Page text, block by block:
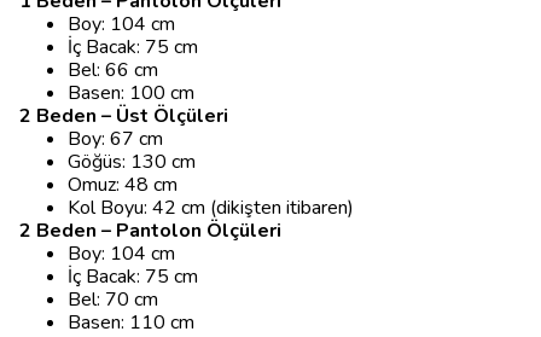
Boy: 104 cm
İç Bacak: 75 cm
Bel: 66 cm
Basen: 100 cm
2 Beden – Üst Ölçüleri
Boy: 67 cm
Göğüs: 130 cm
Omuz: 48 cm
Kol Boyu: 42 cm (dikişten itibaren)
2 Beden – Pantolon Ölçüleri
Boy: 104 cm
İç Bacak: 75 cm
Bel: 70 cm
Basen: 110 cm